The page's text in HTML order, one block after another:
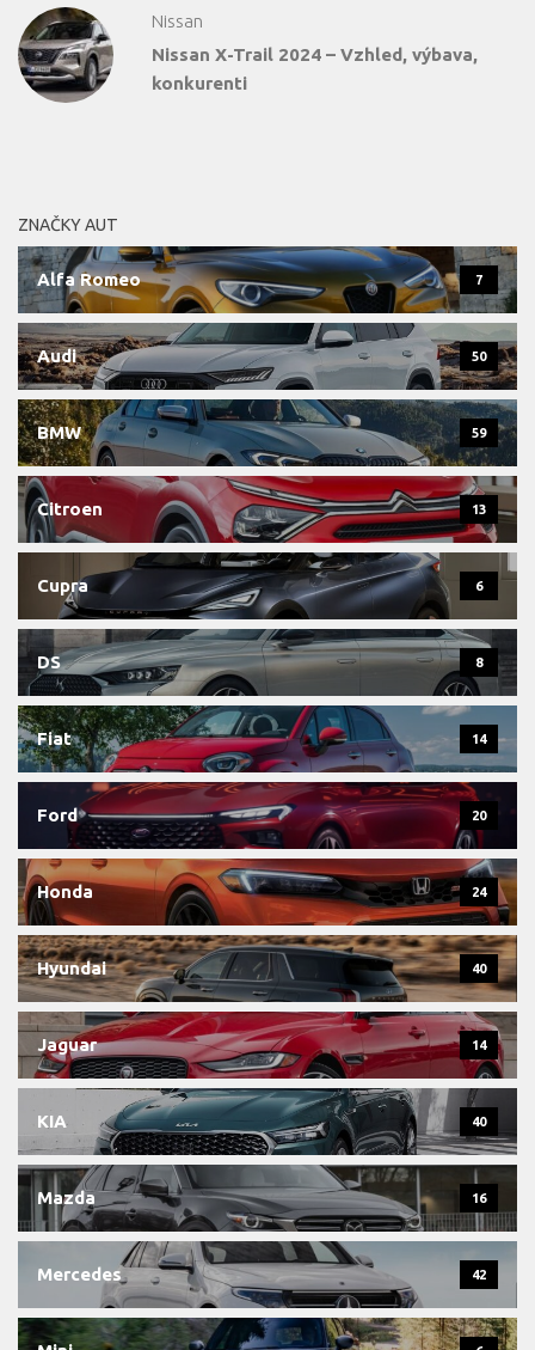
Nissan
Nissan X-Trail 2024 – Vzhled, výbava,
konkurenti
ZNAČKY AUT
Alfa Romeo 7
Audi 50
BMW 59
Citroen 13
Cupra 6
DS 8
Fiat 14
Ford 20
Honda 24
Hyundai 40
Jaguar 14
KIA 40
Mazda 16
Mercedes 42